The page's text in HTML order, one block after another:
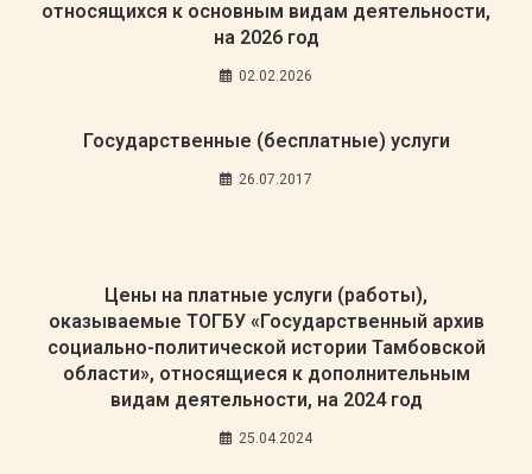
относящихся к основным видам деятельности,
на 2026 год
02.02.2026
Государственные (бесплатные) услуги
26.07.2017
Цены на платные услуги (работы),
оказываемые ТОГБУ «Государственный архив
социально-политической истории Тамбовской
области», относящиеся к дополнительным
видам деятельности, на 2024 год
25.04.2024